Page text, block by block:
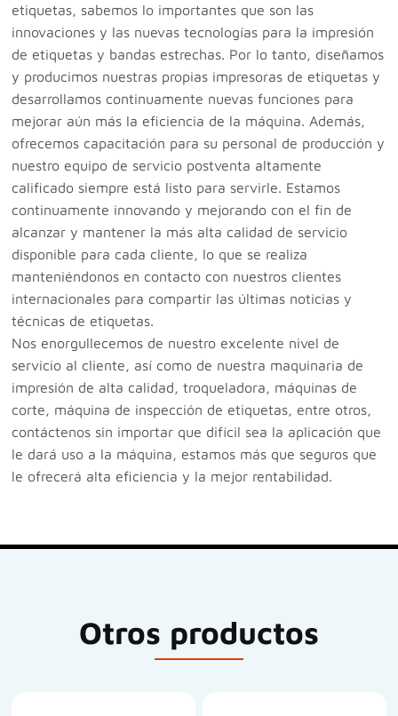
etiquetas, sabemos lo importantes que son las
innovaciones y las nuevas tecnologías para la impresión
de etiquetas y bandas estrechas. Por lo tanto, diseñamos
y producimos nuestras propias impresoras de etiquetas y
desarrollamos continuamente nuevas funciones para
mejorar aún más la eficiencia de la máquina. Además,
ofrecemos capacitación para su personal de producción y
nuestro equipo de servicio postventa altamente
calificado siempre está listo para servirle. Estamos
continuamente innovando y mejorando con el fin de
alcanzar y mantener la más alta calidad de servicio
disponible para cada cliente, lo que se realiza
manteniéndonos en contacto con nuestros clientes
internacionales para compartir las últimas noticias y
técnicas de etiquetas.
Nos enorgullecemos de nuestro excelente nivel de
servicio al cliente, así como de nuestra maquinaria de
impresión de alta calidad, troqueladora, máquinas de
corte, máquina de inspección de etiquetas, entre otros,
contáctenos sin importar que difícil sea la aplicación que
le dará uso a la máquina, estamos más que seguros que
le ofrecerá alta eficiencia y la mejor rentabilidad.
Otros productos